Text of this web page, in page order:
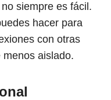
siempre es fácil.
hacer para
con otras
aislado.